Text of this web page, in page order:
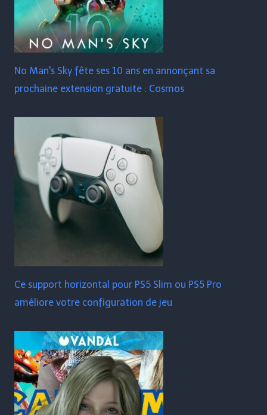
No Man's Sky fête ses 10 ans en annonçant sa
prochaine extension gratuite : Cosmos
Ce support horizontal pour PS5 Slim ou PS5 Pro
améliore votre configuration de jeu